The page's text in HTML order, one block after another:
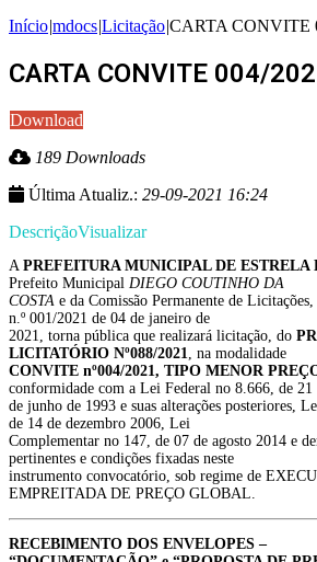
Início|mdocs|Licitação|CARTA CONVITE
CARTA CONVITE 004/
Download
189 Downloads
Última Atualiz.: 29-09-2021 16:24
DescriçãoVisualizar
A PREFEITURA MUNICIPAL DE ESTRELA
Prefeito Municipal DIEGO COUTINHO DA
COSTA e da Comissão Permanente de
n.º 001/2021 de 04 de janeiro de
2021, torna pública que realizará licitação, do
LICITATÓRIO Nº088/2021, na modalidade
CONVITE nº004/2021, TIPO MENOR
conformidade com a Lei Federal no 8.666, de 21
de junho de 1993 e suas alterações posteriores,
de 14 de dezembro 2006, Lei
Complementar no 147, de 07 de agosto 2014 e
pertinentes e condições fixadas neste
instrumento convocatório, sob regime de
EMPREITADA DE PREÇO GLOBAL.
RECEBIMENTO DOS ENVELOPES –